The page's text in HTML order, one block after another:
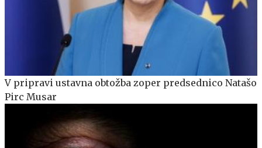
V pripravi ustavna obtožba zoper predsednico Natašo
Pirc Musar